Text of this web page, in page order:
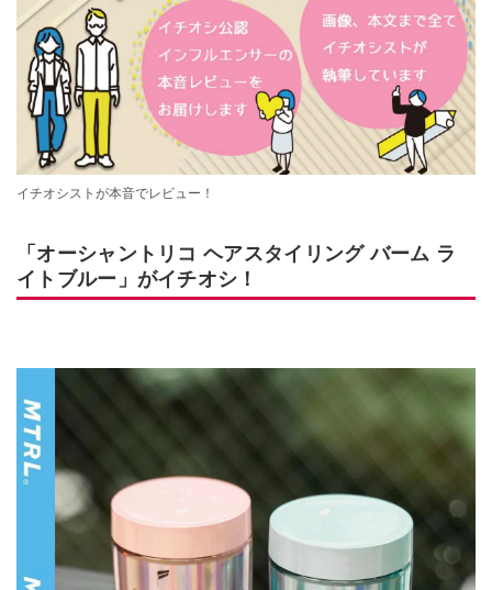
イチオシストが本音でレビュー！
「オーシャントリコ ヘアスタイリング バーム ラ
イトブルー」がイチオシ！